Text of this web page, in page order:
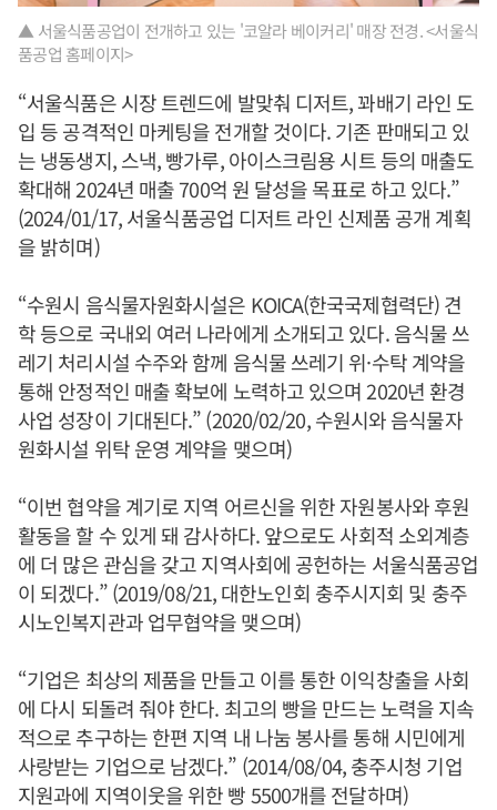
▲ 서울식품공업이 전개하고 있는 '코알라 베이커리' 매장 전경. <서울식
품공업 홈페이지>
“서울식품은 시장 트렌드에 발맞춰 디저트, 꽈배기 라인 도
입 등 공격적인 마케팅을 전개할 것이다. 기존 판매되고 있
는 냉동생지, 스낵, 빵가루, 아이스크림용 시트 등의 매출도
확대해 2024년 매출 700억 원 달성을 목표로 하고 있다.”
(2024/01/17, 서울식품공업 디저트 라인 신제품 공개 계획
을 밝히며)
“수원시 음식물자원화시설은 KOICA(한국국제협력단) 견
학 등으로 국내외 여러 나라에게 소개되고 있다. 음식물 쓰
레기 처리시설 수주와 함께 음식물 쓰레기 위·수탁 계약을
통해 안정적인 매출 확보에 노력하고 있으며 2020년 환경
사업 성장이 기대된다.” (2020/02/20, 수원시와 음식물자
원화시설 위탁 운영 계약을 맺으며)
“이번 협약을 계기로 지역 어르신을 위한 자원봉사와 후원
활동을 할 수 있게 돼 감사하다. 앞으로도 사회적 소외계층
에 더 많은 관심을 갖고 지역사회에 공헌하는 서울식품공업
이 되겠다.” (2019/08/21, 대한노인회 충주시지회 및 충주
시노인복지관과 업무협약을 맺으며)
“기업은 최상의 제품을 만들고 이를 통한 이익창출을 사회
에 다시 되돌려 줘야 한다. 최고의 빵을 만드는 노력을 지속
적으로 추구하는 한편 지역 내 나눔 봉사를 통해 시민에게
사랑받는 기업으로 남겠다.” (2014/08/04, 충주시청 기업
지원과에 지역이웃을 위한 빵 5500개를 전달하며)